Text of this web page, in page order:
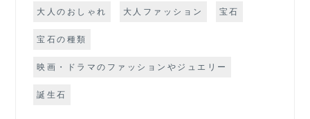
大人のおしゃれ 大人ファッション 宝石
宝石の種類
映画・ドラマのファッションやジュエリー
誕生石